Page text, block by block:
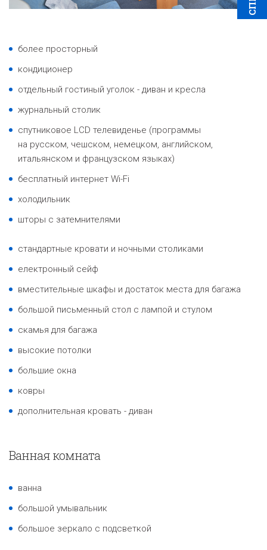
более просторный
кондиционер
отдельный гостиный уголок - диван и кресла
журнальный столик
спутниковое LCD телевиденье (программы
на русском, чешском, немецком, английском,
итальянском и французском языках)
бесплатный интернет Wi-Fi
холодильник
шторы с затемнителями
стандартные кровати и ночными столиками
електронный сейф
вместительные шкафы и достаток места для багажа
большой письменный стол с лампой и стулом
скамья для багажа
высокие потолки
большие окна
ковры
дополнительная кровать - диван
Ванная комната
ванна
большой умывальник
большое зеркало с подсветкой